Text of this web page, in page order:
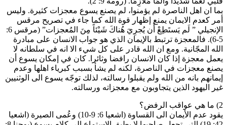
بما ان اهل الناصرة لم يؤمنوا، لم يصنع يسوع معجزات كثيرة. وليس
أمر كعدم الايمان يمنع إظهار قوة الله كما جاء في تصريح مرقس
الإنجيلي ” لَم يَستَطِعْ أَن يُجرِيَ هُناكَ شَيْئاً مِنَ المُعجزات” (مرقس 6:
5-6). فالمعجزة ترتبط بالإيمان الذي هو جواب الانسان على مبادرة
الله المجّانية. ومع ان الله قادر على كل شيء الا انه في سلطانه لا
يعمل معجزة إذا كان الانسان رافضا وثائرا. كان في إمكان يسوع أن
يصنع معجزات في الناصرة، لكنه لم يشأ بسبب كبرياء اهلها وعدم
إيمانهم بانه من الله ولم يقبلوا رسالته، لذلك توجّه يسوع الى الوثنيين
غير اليهود الذين يتجاوبون مع معجزاته ورسالته.
2) ما هي عواقب الرفض؟
يقود عدم الأيمان الى القساوة (اشعيا 6: 9-10) وعُمى الصيرة (اشعيا